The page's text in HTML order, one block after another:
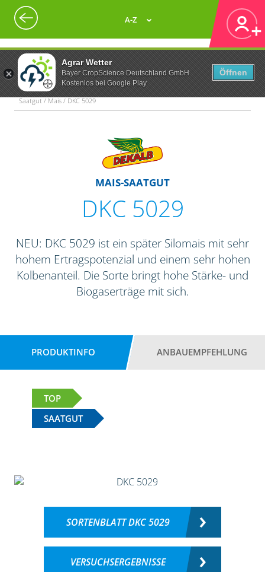
Agrar Wetter
Bayer CropScience Deutschland GmbH
Kostenlos bei Google Play
Öffnen
A-Z
Saatgut / Mais / DKC 5029
MAIS-SAATGUT
DKC 5029
NEU: DKC 5029 ist ein später Silomais mit sehr
hohem Ertragspotenzial und einem sehr hohen
Kolbenanteil. Die Sorte bringt hohe Stärke- und
Biogaserträge mit sich.
PRODUKTINFO ANBAUEMPFEHLUNG
TOP
SAATGUT
SORTENBLATT DKC 5029
VERSUCHSERGEBNISSE